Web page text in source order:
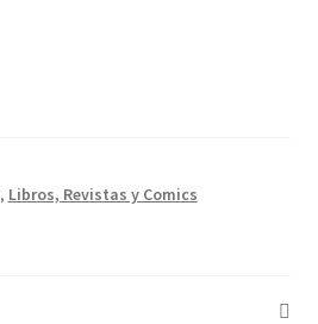
, Libros, Revistas y Comics